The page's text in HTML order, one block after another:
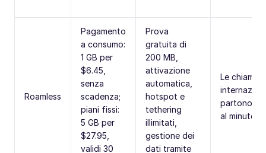
Roamless
Pagamento
a consumo:
1 GB per
$6.45,
senza
scadenza;
piani fissi:
5 GB per
$27.95,
validi 30
Prova
gratuita di
200 MB,
attivazione
automatica,
hotspot e
tethering
illimitati,
gestione dei
dati tramite
Le
partono da
al minuto